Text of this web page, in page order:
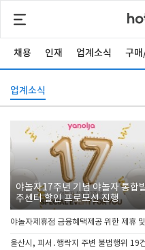
채용 인재 업계소식 구
업계소식
야놀자17주년 기념 야놀자 통합
주센터 할인 프로모션 진행
야놀자제휴점 금융혜택제공 위한 제휴
울산시, 피서․행락지 주변 불법행위 19